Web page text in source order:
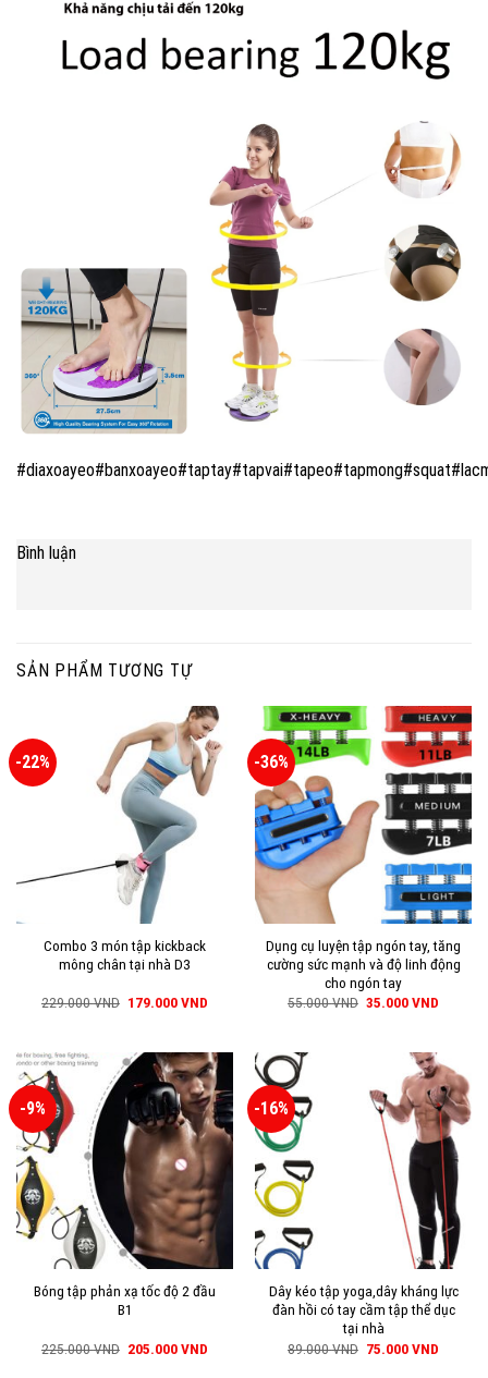
Bình luận
SẢN PHẨM TƯƠNG TỰ
-22%
Combo 3 món tập kickback
mông chân tại nhà D3
229.000VND 179.000VND
-36%
Dụng cụ luyện tập ngón tay, tăng
cường sức mạnh và độ linh động
cho ngón tay
55.000VND 35.000VND
-9%
Bóng tập phản xạ tốc độ 2 đầu
B1
225.000VND 205.000VND
-16%
Dây kéo tập yoga,dây kháng lực
đàn hồi có tay cầm tập thể dục
tại nhà
89.000VND 75.000VND